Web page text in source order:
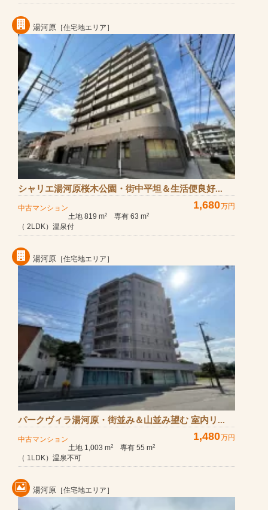
湯河原 ［住宅地エリア］
シャリエ湯河原桜木公園・街中平坦＆生活便良好...
中古マンション 1,680万円
土地 819 m2 専有 63 m2
（ 2LDK）温泉付
湯河原 ［住宅地エリア］
パークヴィラ湯河原・街並み＆山並み望む 室内リ...
中古マンション 1,480万円
土地 1,003 m2 専有 55 m2
（ 1LDK）温泉不可
湯河原 ［住宅地エリア］